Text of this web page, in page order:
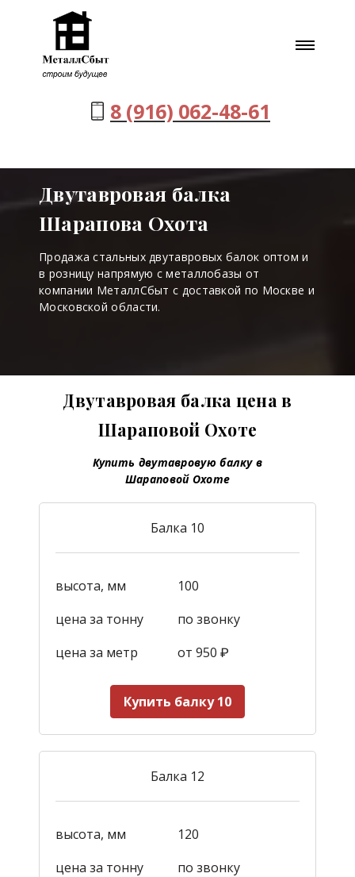
8 (916) 062-48-61
Двутавровая балка
Шарапова Охота
Продажа стальных двутавровых балок оптом и
в розницу напрямую с металлобазы от
компании МеталлСбыт с доставкой по Москве и
Московской области.
Двутавровая балка цена в
Шараповой Охоте
Купить двутавровую балку в
Шараповой Охоте
Балка 10
высота, мм
100
цена за тонну
по звонку
цена за метр
от 950 ₽
Купить балку 10
Балка 12
высота, мм
120
цена за тонну
по звонку